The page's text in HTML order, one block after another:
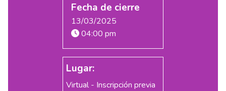
Fecha de cierre
13/03/2025
04:00 pm
Lugar:
Virtual - Inscripción previa